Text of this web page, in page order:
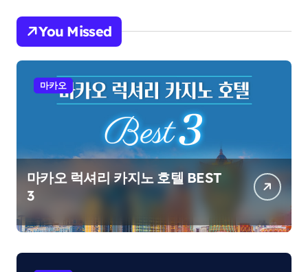
You Missed
마카오
마카오 럭셔리 카지노 호텔 BEST
3